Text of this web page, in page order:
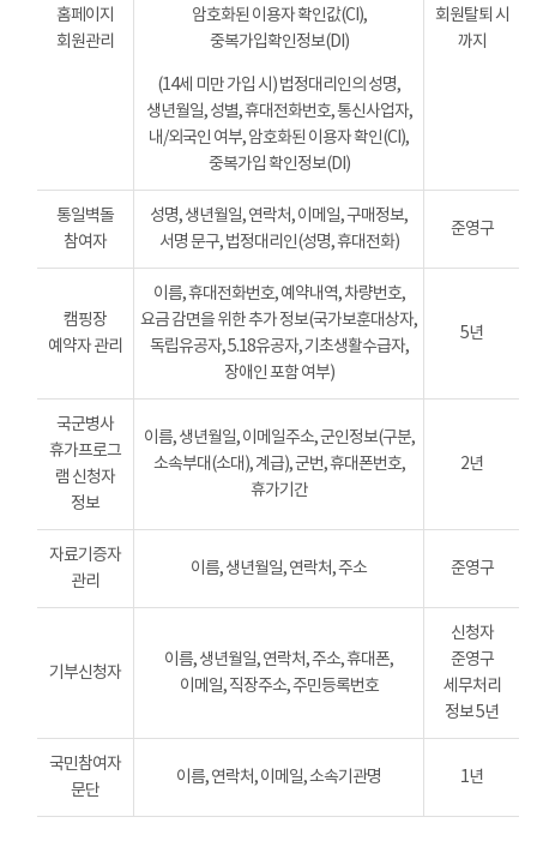
홈페이지
회원관리
암호화된 이용자 확인값(CI),
중복가입확인정보(DI)
(14세 미만 가입 시) 법정대리인의 성명,
생년월일, 성별, 휴대전화번호, 통신사업자,
내/외국인 여부, 암호화된 이용자 확인(CI),
중복가입 확인정보(DI)
회원탈퇴 시
까지
통일벽돌
참여자
성명, 생년월일, 연락처, 이메일, 구매정보,
서명 문구, 법정대리인(성명, 휴대전화)
준영구
캠핑장
예약자 관리
이름, 휴대전화번호, 예약내역, 차량번호,
요금 감면을 위한 추가 정보(국가보훈대상자,
독립유공자, 5.18유공자, 기초생활수급자,
장애인 포함 여부)
5년
국군병사
휴가프로그
램 신청자
정보
이름, 생년월일, 이메일주소, 군인정보(구분,
소속부대(소대), 계급), 군번, 휴대폰번호,
휴가기간
2년
자료기증자
관리
이름, 생년월일, 연락처, 주소 준영구
기부신청자
이름, 생년월일, 연락처, 주소, 휴대폰,
이메일, 직장주소, 주민등록번호
신청자
준영구
세무처리
정보 5년
국민참여자
문단
이름, 연락처, 이메일, 소속기관명 1년